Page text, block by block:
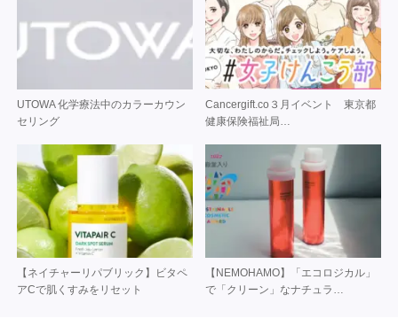
UTOWA 化学療法中のカラーカウン
セリング
Cancergift.co３月イベント 東京都
健康保険福祉局…
【ネイチャーリパブリック】ビタペ
アCで肌くすみをリセット
【NEMOHAMO】「エコロジカル」
で「クリーン」なナチュラ…